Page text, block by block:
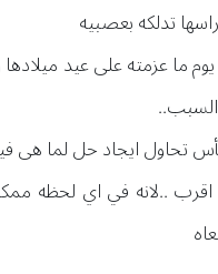
تدلكه بعصبيه
ما عزمته على عيد
تحاول ايجاد حل لما هى
اقرب ..لانه في اي لحظه